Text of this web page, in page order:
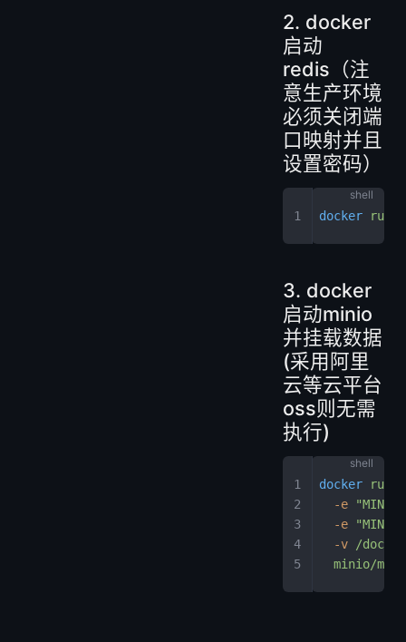
2. docker
启动
redis（注
意生产环境
必须关闭端
口映射并且
设置密码）
docker run
3. docker
启动minio
并挂载数据
(采用阿里
云等云平台
oss则无需
执行)
docker run
  -e
  -e
  -v
/
minio/